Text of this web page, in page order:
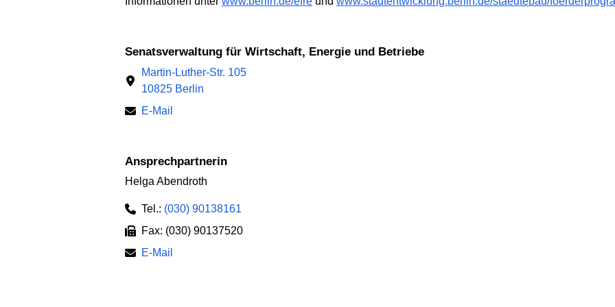
Senatsverwaltung für Wirtschaft, Energie und Betriebe
Martin-Luther-Str. 105
10825 Berlin
E-Mail
Ansprechpartnerin
Helga Abendroth
Tel.: (030) 90138161
Fax: (030) 90137520
E-Mail